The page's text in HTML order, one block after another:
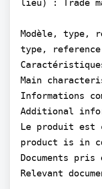
lieu) : Trade
Modèle, type,
type,
Main
Informations
Additional
Le produit est
product is in
Documents pris
Relevant